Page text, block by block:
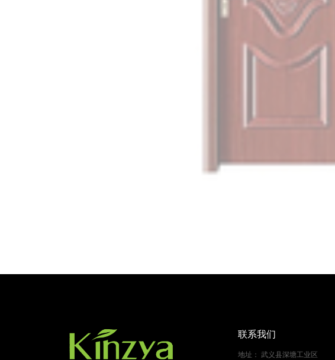
联系我们
地址： 武义县深塘工业区